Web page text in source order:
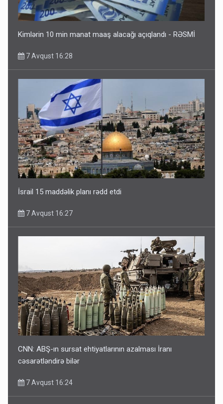
Kimlərin 10 min manat maaş alacağı açıqlandı - RƏSMİ
7 Avqust 16:28
İsrail 15 maddəlik planı rədd etdi
7 Avqust 16:27
CNN: ABŞ-ın sursat ehtiyatlarının azalması İranı
cəsarətləndirə bilər
7 Avqust 16:24